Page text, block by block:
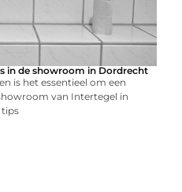
in de showroom in Dordrecht
is het essentieel om een
van Intertegel in